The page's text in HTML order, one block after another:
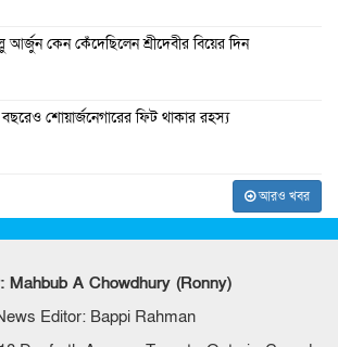
আর্জুন কেন কেঁদেছিলেন শ্রীদেবীর বিয়ের দিন
শোয়ার্জনেগারের ফিট থাকার রহস্য
আরও খবর
Mahbub A Chowdhury (Ronny)
Editor: Bappi Rahman